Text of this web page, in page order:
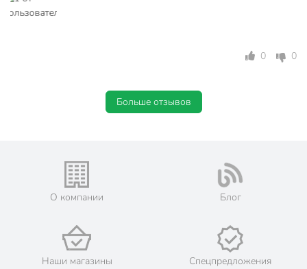
0 0
Больше отзывов
О компании Блог
Наши магазины Спецпредложения